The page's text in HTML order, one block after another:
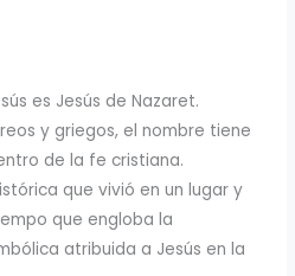
es Jesús de Nazaret.
y griegos, el nombre tiene
de la fe cristiana.
que vivió en un lugar y
que engloba la
atribuida a Jesús en la